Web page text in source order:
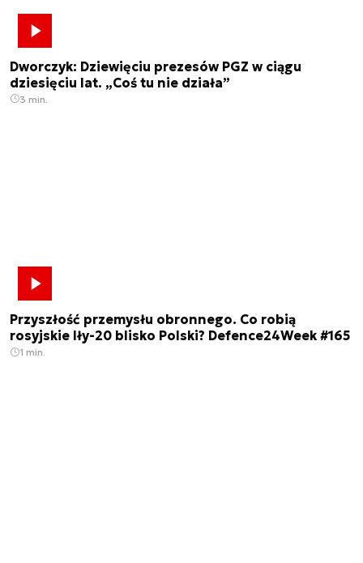
Dworczyk: Dziewięciu prezesów PGZ w ciągu
dziesięciu lat. „Coś tu nie działa”
3 min.
Przyszłość przemysłu obronnego. Co robią
rosyjskie Iły-20 blisko Polski? Defence24Week #165
1 min.